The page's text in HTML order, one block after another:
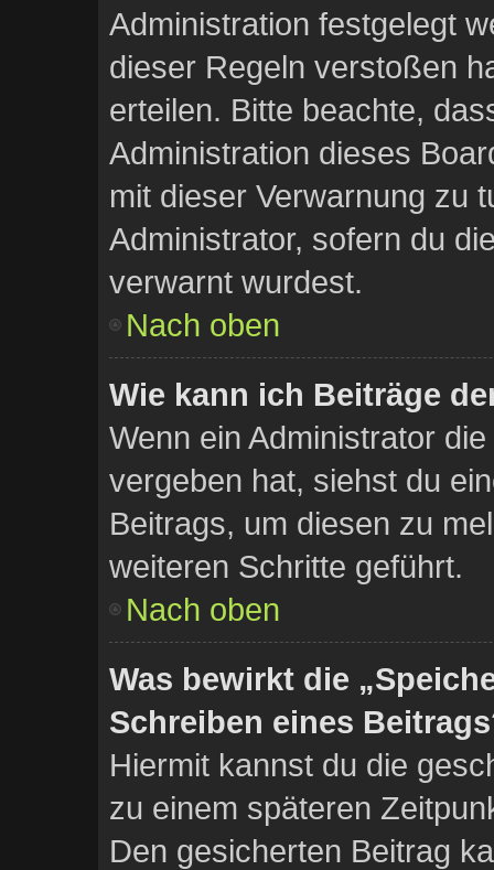
Administration festgelegt
dieser Regeln verstoßen
erteilen. Bitte beachte,
Administration dieses
mit dieser Verwarnung zu
Administrator, sofern du
verwarnt wurdest.
Nach oben
Wie kann ich Beiträge
Wenn ein Administrator
vergeben hat, siehst du
Beitrags, um diesen zu
weiteren Schritte geführt.
Nach oben
Was bewirkt die
Schreiben eines
Hiermit kannst du die
zu einem späteren
Den gesicherten Beitrag